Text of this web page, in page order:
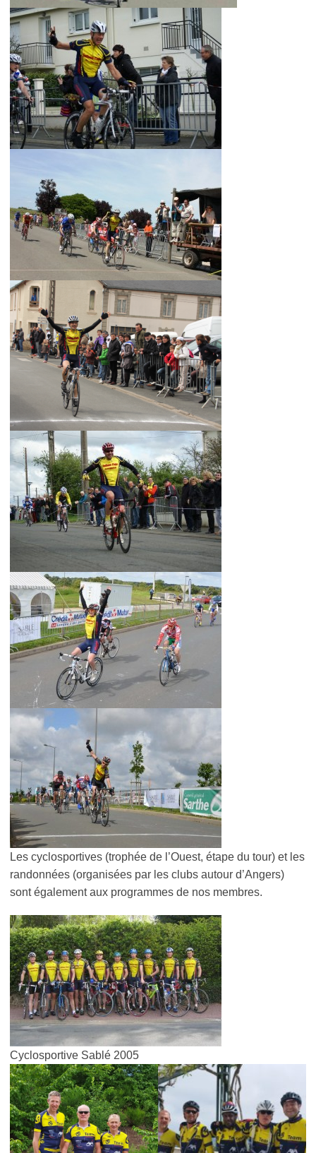
Les cyclosportives (trophée de l’Ouest, étape du tour) et les
randonnées (organisées par les clubs autour d’Angers)
sont également aux programmes de nos membres.
Cyclosportive Sablé 2005